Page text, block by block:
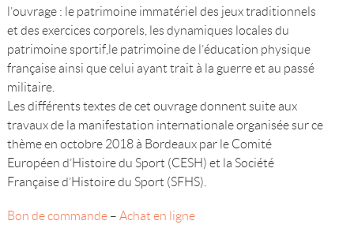
l’ouvrage : le patrimoine immatériel des jeux traditionnels
et des exercices corporels, les dynamiques locales du
patrimoine sportif,le patrimoine de l’éducation physique
française ainsi que celui ayant trait à la guerre et au passé
militaire.
Les différents textes de cet ouvrage donnent suite aux
travaux de la manifestation internationale organisée sur ce
thème en octobre 2018 à Bordeaux par le Comité
Européen d’Histoire du Sport (CESH) et la Société
Française d’Histoire du Sport (SFHS).
Bon de commande– Achat en ligne